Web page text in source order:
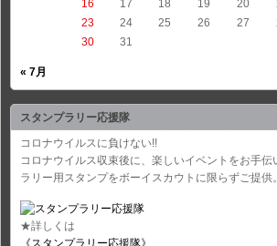
16
17 18 19 20
23
24 25 26 27
30
31
« 7月
スタンプラリー応援隊
コロナウイルスに負けない!!
コロナウイルス収束後に、楽しいイベントをお手
ラリー用スタンプをボーイスカウトに限らずご提供。
★詳しくは
《スタンプラリー応援隊》